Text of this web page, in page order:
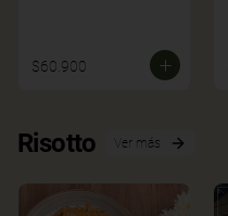
$60.900
Risotto Ver más